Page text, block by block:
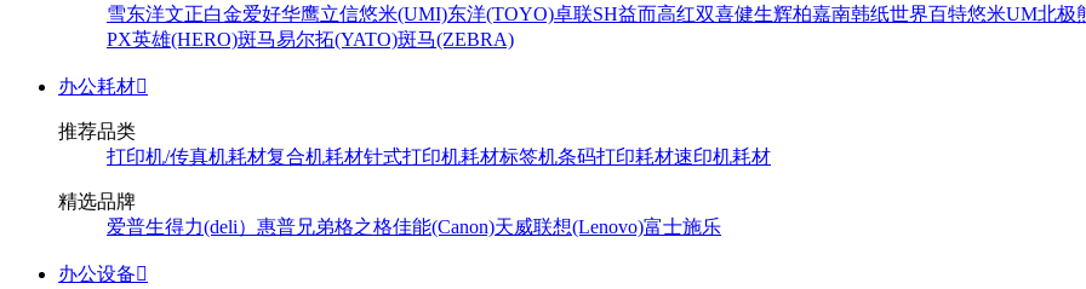
雪东洋文正白金爱好华鹰立信悠米(UMI)东洋(TOYO)卓联SH益而高红双喜健生辉柏嘉南韩纸世界百特悠米UM北极
PX英雄(HERO)斑马易尔拓(YATO)斑马(ZEBRA)
办公耗材
推荐品类
打印机/传真机耗材复合机耗材针式打印机耗材标签机条码打印耗材速印机耗材
精选品牌
爱普生得力(deli） 惠普兄弟格之格佳能(Canon)天威联想(Lenovo)富士施乐
办公设备